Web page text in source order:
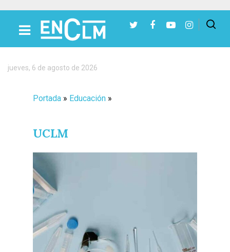
jueves, 6 de agosto de 2026
Portada » Educación »
UCLM